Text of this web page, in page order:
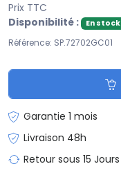
Prix TTC
Disponibilité :
En stock
Référence: SP.72702GC01
Garantie 1 mois
Livraison 48h
Retour sous 15 Jours